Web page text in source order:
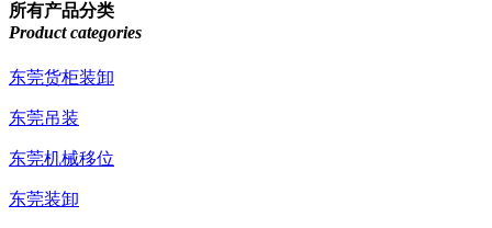
所有产品分类
Product categories
东莞货柜装卸
东莞吊装
东莞机械移位
东莞装卸